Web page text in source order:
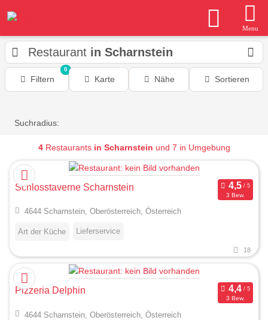
Menu
Restaurant in Scharnstein
Filtern
0
Karte Nähe Sortieren
Suchradius:
4Restaurants in Scharnstein und 7 in Umgebung
Schlosstaverne Scharnstein
3 Bew.
4644 Scharnstein, Oberösterreich, Österreich
Art der Küche Lieferservice
18
Pizzeria Delphin
3 Bew.
4644 Scharnstein, Oberösterreich, Österreich